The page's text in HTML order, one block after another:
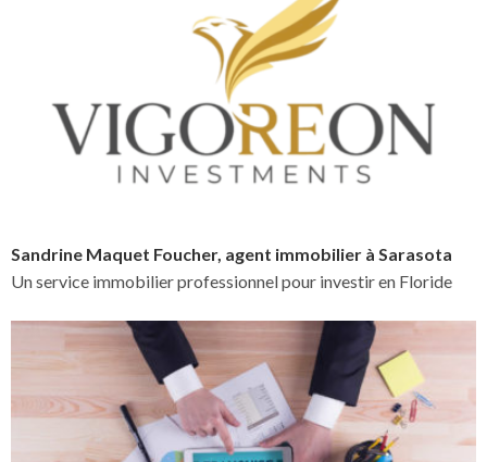
Sandrine Maquet Foucher, agent immobilier à Sarasota
Un service immobilier professionnel pour investir en Floride